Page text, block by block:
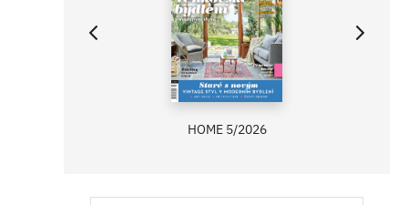
HOME 5/2026